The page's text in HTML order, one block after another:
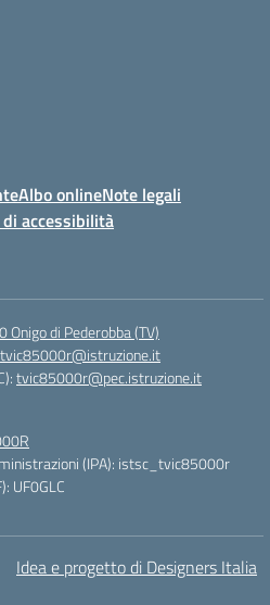
Albo onlineNote legali
accessibilità
Onigo di Pederobba (TV)
tvic85000r@istruzione.it
tvic85000r@pec.istruzione.it
(IPA): istsc_tvic85000r
UF0GLC
Idea e progetto di Designers Italia